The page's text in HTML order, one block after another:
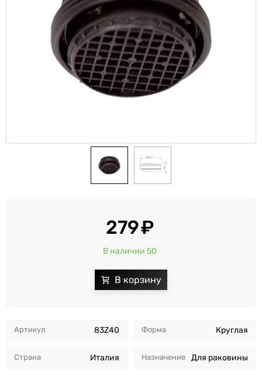
Артикул 83Z40
Страна Италия
Форма Круглая
Назначение Для раковины
279
В наличии 50